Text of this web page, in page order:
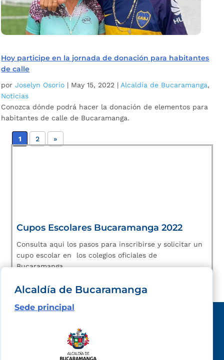
Hoy participe en la jornada de donación para habitantes
de calle
porJoselyn Osorio | May 15, 2022 | Alcaldía de Bucaramanga,
Noticias
Conozca dónde podrá hacer la donación de elementos para
habitantes de calle de Bucaramanga.
1 2 »
Cupos Escolares Bucaramanga 2022
Consulta aqui los pasos para inscribirse y solicitar un
cupo escolar en los colegios oficiales de
Bucaramanga.
Alcaldía de Bucaramanga
Sede principal